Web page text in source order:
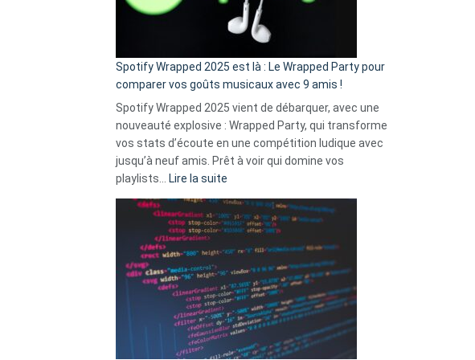
pas
de
cash
»
Solly
change
la
vie
sans-
abri
en
3
secondes
Spotify Wrapped 2025 est là : Le Wrapped Party pour
comparer vos goûts musicaux avec 9 amis !
Spotify Wrapped 2025 vient de débarquer, avec une
nouveauté explosive : Wrapped Party, qui transforme
vos stats d’écoute en une compétition ludique avec
jusqu’à neuf amis. Prêt à voir qui domine vos
playlists…
Lire la suite
Wrapped
2025
est
:
Le
Wrapped
Party
pour